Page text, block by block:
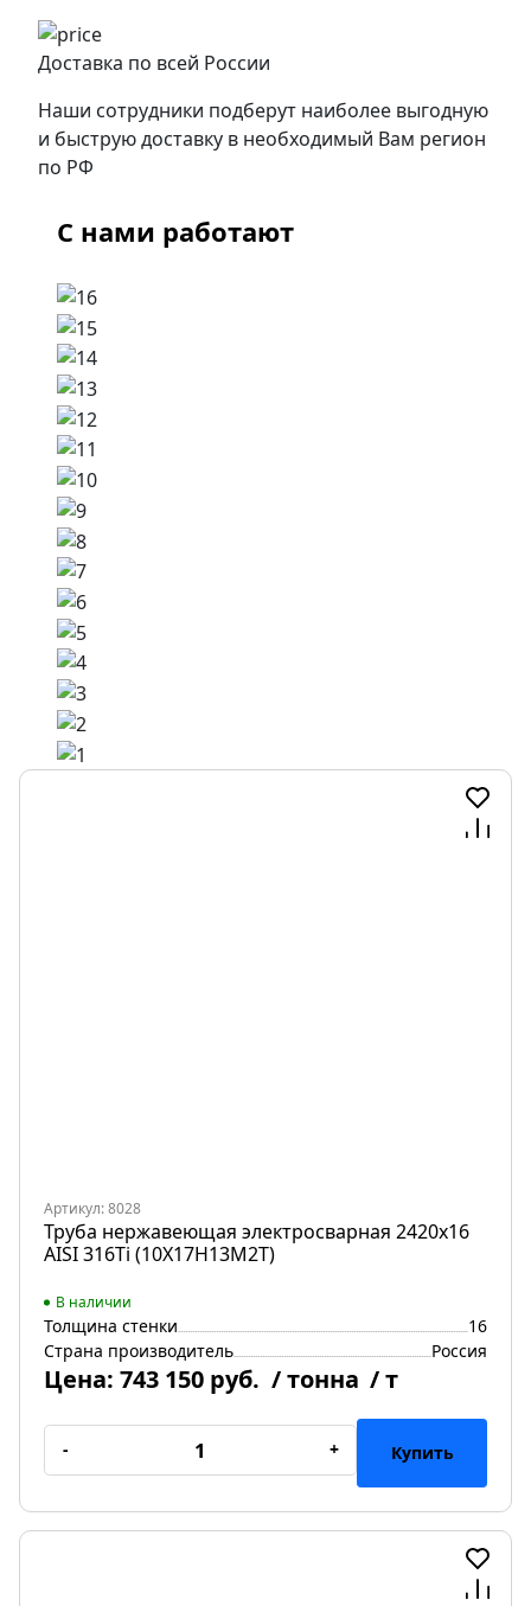
Доставка по всей России
Наши сотрудники подберут наиболее выгодную
и быструю доставку в необходимый Вам регион
по РФ
С нами работают
Артикул: 8028
Труба нержавеющая электросварная 2420х16
AISI 316Ti (10Х17Н13М2Т)
В наличии
Толщина стенки
16
Страна производитель
Россия
Цена: 743 150 руб. / тонна / т
- + Купить